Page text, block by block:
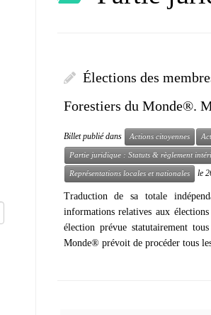
Élections des
Forestiers du Monde®.
Billet publié dans Actions citoyennes
Partie juridique : Statuts & règlement
Représentations locales et nationales le
Traduction de sa totale
informations relatives aux
élection prévue statutairement
Monde® prévoit de procéder tous